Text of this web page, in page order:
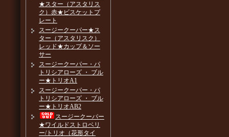
★スター（アスタリス
ク）赤★ビスケットプ
レート
スージークーパー★ス
ター（アスタリスク）
レッド★カップ＆ソー
サー
スージークーパー・パ
トリシアローズ ・ ブル
ー★トリオA1
スージークーパー・パ
トリシアローズ ・ ブル
ー★トリオAB2
スージークーパー
★ワイルドストロベリ
ー/トリオ（花形タイ